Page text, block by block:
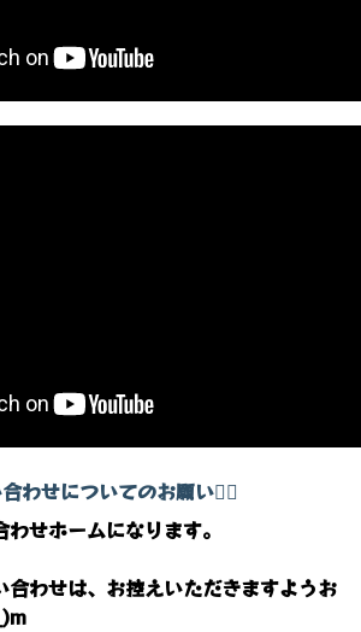
わせについてのお願い🙇‍♂️
せホームになります。
合わせは、お控えいただきますようお